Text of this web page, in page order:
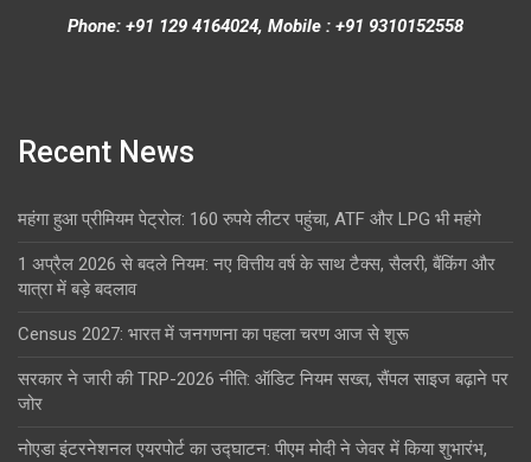
Phone: +91 129 4164024, Mobile : +91 9310152558
Recent News
महंगा हुआ प्रीमियम पेट्रोल: 160 रुपये लीटर पहुंचा, ATF और LPG भी महंगे
1 अप्रैल 2026 से बदले नियम: नए वित्तीय वर्ष के साथ टैक्स, सैलरी, बैंकिंग और
यात्रा में बड़े बदलाव
Census 2027: भारत में जनगणना का पहला चरण आज से शुरू
सरकार ने जारी की TRP-2026 नीति: ऑडिट नियम सख्त, सैंपल साइज बढ़ाने पर
जोर
नोएडा इंटरनेशनल एयरपोर्ट का उद्घाटन: पीएम मोदी ने जेवर में किया शुभारंभ,